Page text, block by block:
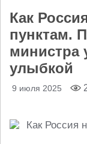
Как
пунктам.
министра
улыбкой
9 июля 2025